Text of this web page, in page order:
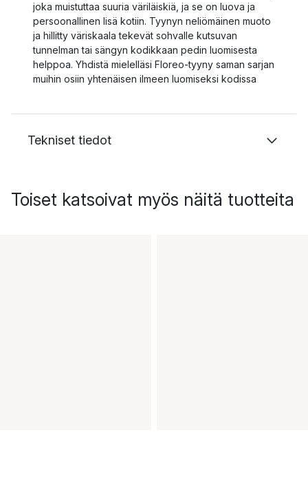
joka muistuttaa suuria väriläiskiä, ja se on luova ja
persoonallinen lisä kotiin. Tyynyn neliömäinen muoto
ja hillitty väriskaala tekevät sohvalle kutsuvan
tunnelman tai sängyn kodikkaan pedin luomisesta
helppoa. Yhdistä mielelläsi Floreo-tyyny saman sarjan
muihin osiin yhtenäisen ilmeen luomiseksi kodissa
Tekniset tiedot
Toiset katsoivat myös näitä tuotteita